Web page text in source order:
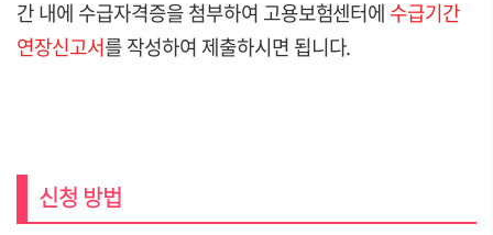
간 내에 수급자격증을 첨부하여 고용보험센터에 수급기간
연장신고서를 작성하여 제출하시면 됩니다.
신청 방법